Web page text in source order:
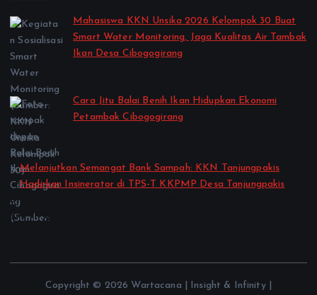
Mahasiswa KKN Unsika 2026 Kelompok 30 Buat
Smart Water Monitoring, Jaga Kualitas Air Tambak
Ikan Desa Cibogogirang
Cara Jitu Balai Benih Ikan Hidupkan Ekonomi
Petambak Cibogogirang
Melanjutkan Semangat Bank Sampah: KKN Tanjungpakis
Hadirkan Insinerator di TPS-T KKPMP Desa Tanjungpakis
by Kelas Semester Genap TA 2025-2026
July 27, 2026
Copyright © 2026 Wartacana | Insight & Infinity |